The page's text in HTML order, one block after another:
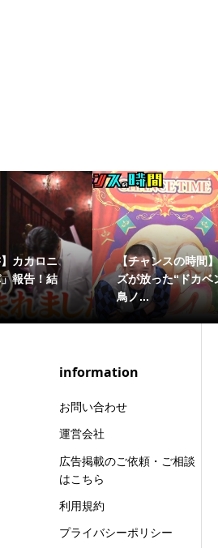
【水ダウ】伝説の「寿司合戦」
が1年ぶりに復活！王者・大自然
の解...
information
お問い合わせ
運営会社
広告掲載のご依頼・ご相談
はこちら
利用規約
プライバシーポリシー